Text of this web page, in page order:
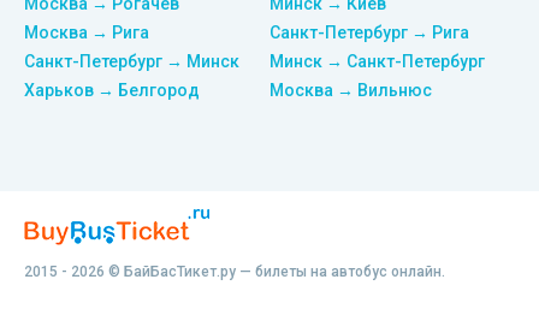
Москва → Рига
Санкт-Петербург → Минск
Харьков → Белгород
Санкт-Петербург → Рига
Минск → Санкт-Петербург
Москва → Вильнюс
2015 - 2026 © БайБасТикет.ру — билеты на автобус онлайн.